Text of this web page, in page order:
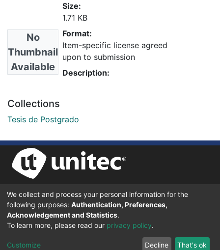
No
Thumbnail
Available
Size:
1.71 KB
Format:
Item-specific license agreed
upon to submission
Description:
Collections
Tesis de Postgrado
UNIVERSIDAD TECNOLÓGICA CENTROAMERICANA UNITEC
BOULEVARD KENNEDY, V-782, FRENTE A RESIDENCIAL HONDURAS.
TEGUCIGALPA, FRANCISCO MORAZÁN, 11101
© 2024 Todos los Derechos Reservados.
Desarrollado en DSpace - Versión 7.6 por |IGNITE
We collect and process your personal information for the
following purposes: Authentication, Preferences,
Acknowledgement and Statistics.
To learn more, please read our privacy policy.
Customize Decline That's ok